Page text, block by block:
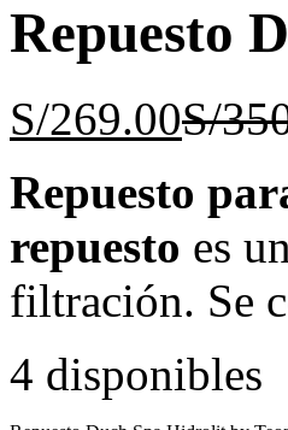
Repuesto
S/269.00S/
Repuesto
repuesto es
filtración. Se
4 disponibles